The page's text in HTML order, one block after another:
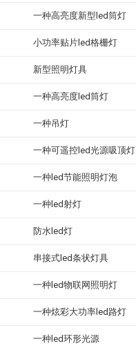
一种高亮度新型led筒灯
小功率贴片led格栅灯
新型照明灯具
一种高亮度led筒灯
一种吊灯
一种可遥控led光源吸顶灯
一种led节能照明灯泡
一种led射灯
防水led灯
串接式led条状灯具
一种led物联网照明灯
一种炫彩大功率led路灯
一种led环形光源